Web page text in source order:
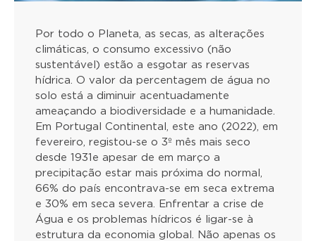
Por todo o Planeta, as secas, as alterações
climáticas, o consumo excessivo (não
sustentável) estão a esgotar as reservas
hídrica. O valor da percentagem de água no
solo está a diminuir acentuadamente
ameaçando a biodiversidade e a humanidade.
Em Portugal Continental, este ano (2022), em
fevereiro, registou-se o 3º mês mais seco
desde 1931e apesar de em março a
precipitação estar mais próxima do normal,
66% do país encontrava-se em seca extrema
e 30% em seca severa. Enfrentar a crise de
Água e os problemas hídricos é ligar-se à
estrutura da economia global. Não apenas os